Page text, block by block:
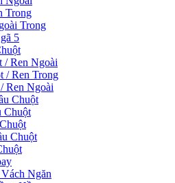
Trong
Trong
5
/ Ren Ngoài
/ Ren Trong
Ren Ngoài
Chuột
Chuột
Chuột
Ngăn